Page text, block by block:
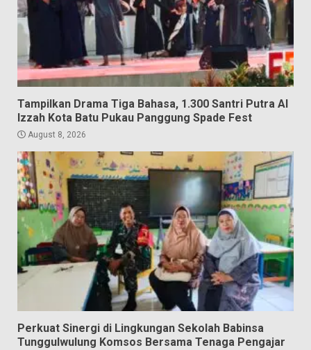
Tampilkan Drama Tiga Bahasa, 1.300 Santri Putra Al
Izzah Kota Batu Pukau Panggung Spade Fest
August 8, 2026
Perkuat Sinergi di Lingkungan Sekolah Babinsa
Tunggulwulung Komsos Bersama Tenaga Pengajar